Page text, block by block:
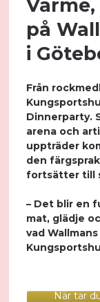
på
i
Från
Dinnerparty.
arena och
uppträder
den
fortsätter till
– Det blir en
mat, glädje
vad
När tar